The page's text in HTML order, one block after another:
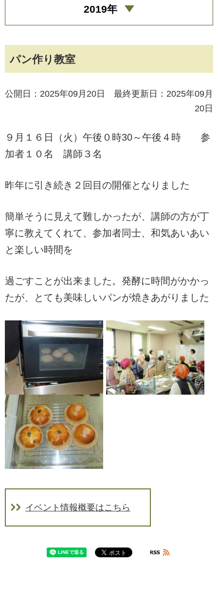
パン作り教室
公開日：2025年09月20日 最終更新日：2025年09月
20日
９月１６日（火）午後０時30～午後４時 参
加者１０名 講師３名
昨年に引き続き２回目の開催となりました
簡単そうに見えて難しかったが、講師の方が丁
寧に教えてくれて、参加者同士、和気あいあい
と楽しい時間を
過ごすことが出来ました。発酵に時間がかかっ
たが、とても美味しいパンが焼きあがりました
イベント情報概要はこちら
2019年